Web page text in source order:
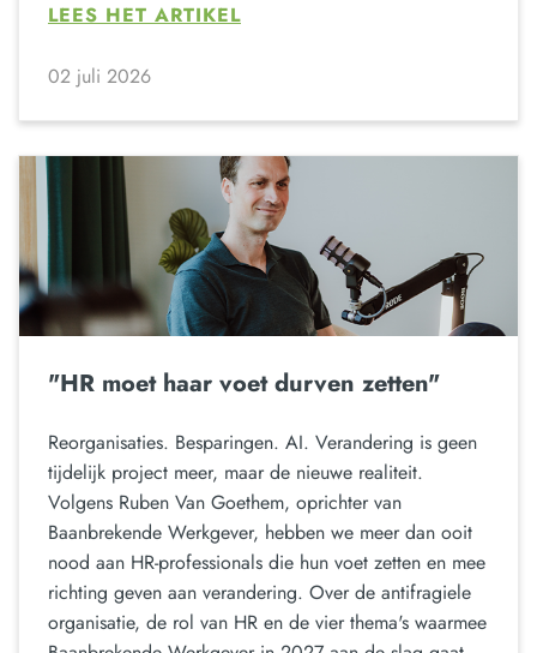
LEES HET ARTIKEL
02 juli 2026
"HR moet haar voet durven zetten"
Reorganisaties. Besparingen. AI. Verandering is geen
tijdelijk project meer, maar de nieuwe realiteit.
Volgens Ruben Van Goethem, oprichter van
Baanbrekende Werkgever, hebben we meer dan ooit
nood aan HR-professionals die hun voet zetten en mee
richting geven aan verandering. Over de antifragiele
organisatie, de rol van HR en de vier thema's waarmee